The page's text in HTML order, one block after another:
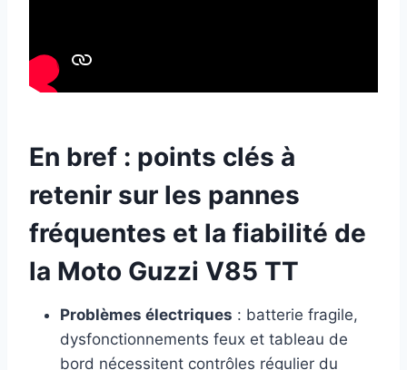
En bref : points clés à
retenir sur les pannes
fréquentes et la fiabilité de
la Moto Guzzi V85 TT
Problèmes électriques : batterie fragile,
dysfonctionnements feux et tableau de
bord nécessitent contrôles régulier du